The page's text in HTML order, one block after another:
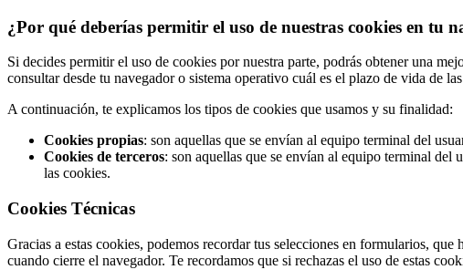
¿Por qué deberías permitir el uso de nuestras cookies en tu
Si decides permitir el uso de cookies por nuestra parte, podrás obtener una
consultar desde tu navegador o sistema operativo cuál es el plazo de vida de
A continuación, te explicamos los tipos de cookies que usamos y su finalidad:
Cookies propias: son aquellas que se envían al equipo terminal del
Cookies de terceros: son aquellas que se envían al equipo terminal del
las cookies.
Cookies Técnicas
Gracias a estas cookies, podemos recordar tus selecciones en formularios,
cuando cierre el navegador. Te recordamos que si rechazas el uso de estas